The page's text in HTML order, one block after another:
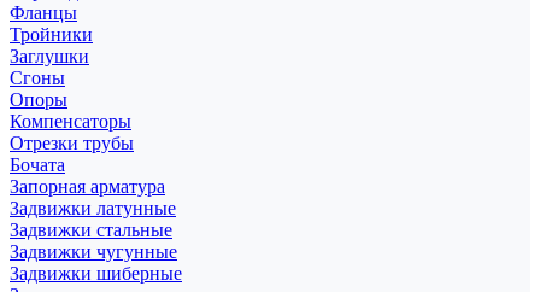
Фланцы
Тройники
Заглушки
Сгоны
Опоры
Компенсаторы
Отрезки трубы
Бочата
Запорная арматура
Задвижки латунные
Задвижки стальные
Задвижки чугунные
Задвижки шиберные